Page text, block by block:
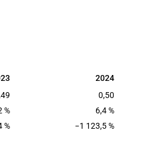
2024
2024
0,50
% 6,4 %
% −1 123,5 %